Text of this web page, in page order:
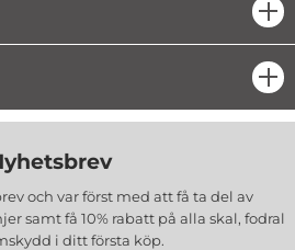
och var först med att få ta del av
samt få 10% rabatt på alla skal, fodral
i ditt första köp.